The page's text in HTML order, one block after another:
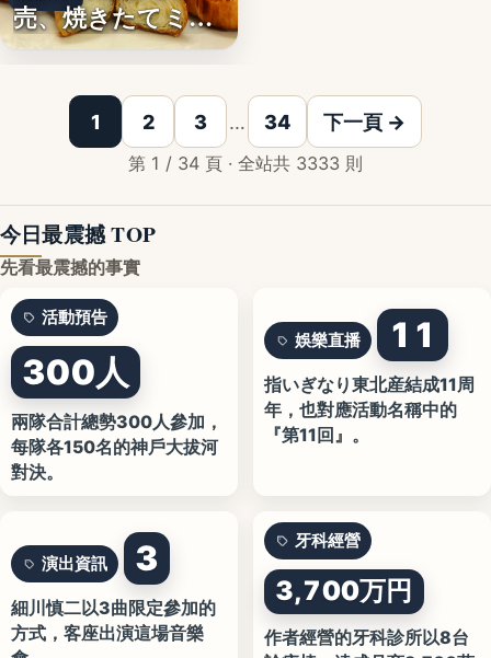
売、焼きたてミニ
クロワッ…
1 2 3 … 34 下一頁 →
第 1 / 34 頁 · 全站共 3333 則
今日最震撼 TOP
先看最震撼的事實
活動預告
300人
兩隊合計總勢300人參加，
每隊各150名的神戶大拔河
對決。
娛樂直播 11
指いぎなり東北産結成11周
年，也對應活動名稱中的
『第11回』。
演出資訊 3
細川慎二以3曲限定參加的
方式，客座出演這場音樂
牙科經營
3,700万円
作者經營的牙科診所以8台